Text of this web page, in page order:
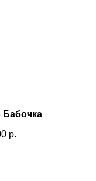
Бабочка
р.